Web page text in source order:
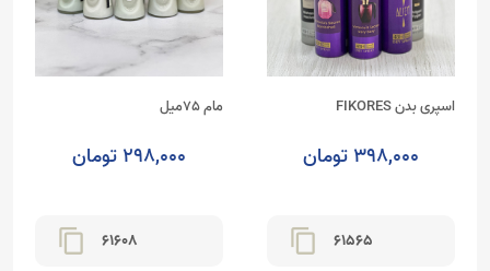
اسپری بدن FIKORES
398,000 تومان
61565
content_copy
مام 75میل
298,000 تومان
61608
content_copy